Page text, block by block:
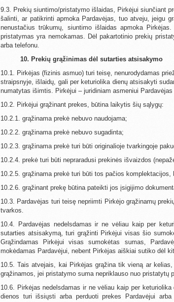
9.3. Prekių siuntimo/pristatymo išlaidas, Pirkėjui siunčiant
šalinti, ar patikrinti apmoka Pardavėjas, tuo atveju, jeigu
nenustačius trūkumų, siuntimo išlaidas apmoka
pristatymas yra nemokamas. Dėl pakartotinio prekių
arba telefonu.
10. Prekių grąžinimas dėl sutarties atsisakymo
10.1. Pirkėjas (fizinis asmuo) turi teisę, nenurodydamas
straipsnyje, išlaidų, gali per keturiolika dienų atsisakyti
numatytas išimtis. Pirkėjui – juridiniam asmeniui
10.2. Pirkėjui grąžinant prekes, būtina laikytis šių sąlygų:
10.2.1. grąžinama prekė nebuvo naudojama;
10.2.2. grąžinama prekė nebuvo sugadinta;
10.2.3. grąžinama prekė turi būti originalioje tvarkingoje
10.2.4. prekė turi būti nepraradusi prekinės išvaizdos
10.2.5. grąžinama prekė turi būti tos pačios komplektacijos,
10.2.6. grąžinant prekę būtina pateikti jos įsigijimo
10.3. Pardavėjas turi teisę nepriimti Pirkėjo grąžinamų
tvarkos.
10.4. Pardavėjas nedelsdamas ir ne vėliau kaip per
sutarties atsisakymą, turi grąžinti Pirkėjui visas šio
Grąžindamas Pirkėjui visas sumokėtas sumas,
mokėdamas Pardavėjui, nebent Pirkėjas aiškiai sutiko dėl
10.5. Tais atvejais, kai Pirkėjas grąžina tik vieną ar
grąžinamos, jei pristatymo suma nepriklauso nuo pristatytų
10.6. Pirkėjas nedelsdamas ir ne vėliau kaip per
dienos turi išsiųsti arba perduoti prekes Pardavėjui